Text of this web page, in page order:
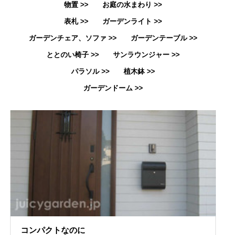
物置 >> お庭の水まわり >>
表札 >> ガーデンライト >>
ガーデンチェア、ソファ >> ガーデンテーブル >>
ととのい椅子 >> サンラウンジャー >>
パラソル >> 植木鉢 >>
ガーデンドーム >>
コンパクトなのに